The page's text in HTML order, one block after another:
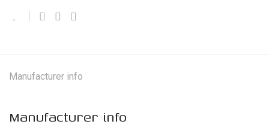
Manufacturer info
Manufacturer info